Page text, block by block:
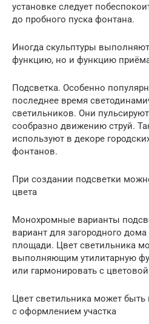
установке следует
до пробного пуска фонтана.
Иногда скульптуры
функцию, но и функцию
Подсветка. Особенно
последнее время
светильников. Они
сообразно движению струй.
используют в декоре
фонтанов.
При создании подсветки
цвета
Монохромные варианты
вариант для загородного
площади. Цвет светильника
выполняющим утилитарную
или гармонировать с
Цвет светильника может быть
с оформлением участка